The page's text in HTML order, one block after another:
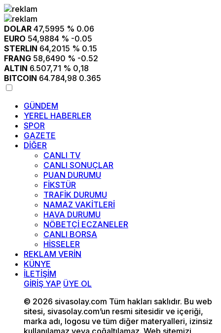
DOLAR 47,5995 % 0.06
EURO 54,9884 % -0.05
STERLIN 64,2015 % 0.15
FRANG 58,6490 % -0.52
ALTIN 6.507,71 % 0,18
BITCOIN 64.784,98 0.365
GÜNDEM
YEREL HABERLER
SPOR
GAZETE
DİĞER
CANLI TV
CANLI SONUÇLAR
PUAN DURUMU
FİKSTÜR
TRAFİK DURUMU
NAMAZ VAKİTLERİ
HAVA DURUMU
NÖBETÇİ ECZANELER
CANLI BORSA
HİSSELER
REKLAM VERİN
KÜNYE
İLETİŞİM
GİRİŞ YAP ÜYE OL
© 2026 sivasolay.com Tüm hakları saklıdır. Bu web
sitesi, sivasolay.com’un resmi sitesidir ve içeriği,
marka adı, logosu ve tüm diğer materyalleri, izinsiz
kullanılamaz veya çoğaltılamaz. Web sitemizi